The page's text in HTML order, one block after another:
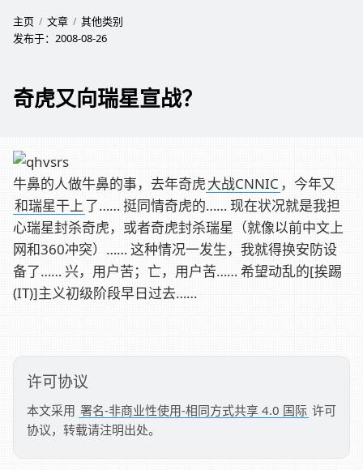
主页 文章
其他类别
发布于： 2008-08-26
奇虎又向瑞星宣战？
牛鼻的人做牛鼻的事，去年奇虎大战CNNIC ，今年又
和瑞星干上了…… 挺同情奇虎的…… 现在状况就是我担
心瑞星封杀奇虎，或者奇虎封杀瑞星（就像以前中文上
网和360冲突）…… 这种情况一发生，我就得换安防设
备了…… 兴，用户苦；亡，用户苦…… 希望动乱的[挨踢
(IT)]主义初级阶段早日过去……
许可协议
本文采用 署名-非商业性使用-相同方式共享 4.0 国际 许可
协议，转载请注明出处。